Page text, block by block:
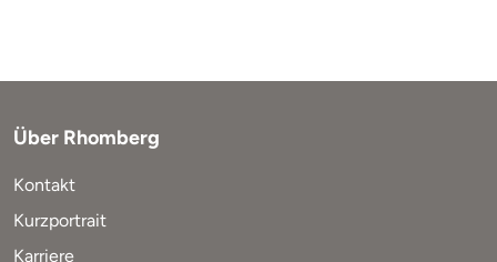
Über Rhomberg
Kontakt
Kurzportrait
Karriere